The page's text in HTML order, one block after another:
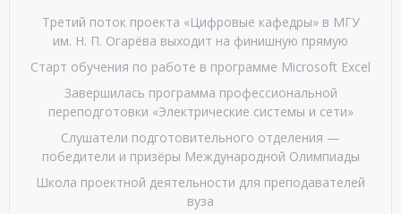
Третий поток проекта «Цифровые кафедры» в МГУ
им. Н. П. Огарёва выходит на финишную прямую
Старт обучения по работе в программе Microsoft Excel
Завершилась программа профессиональной
переподготовки «Электрические системы и сети»
Слушатели подготовительного отделения —
победители и призёры Международной Олимпиады
Школа проектной деятельности для преподавателей
вуза